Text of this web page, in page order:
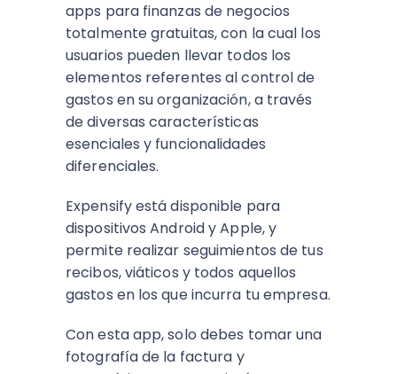
apps para finanzas de negocios
totalmente gratuitas, con la cual los
usuarios pueden llevar todos los
elementos referentes al control de
gastos en su organización, a través
de diversas características
esenciales y funcionalidades
diferenciales.
Expensify está disponible para
dispositivos Android y Apple, y
permite realizar seguimientos de tus
recibos, viáticos y todos aquellos
gastos en los que incurra tu empresa.
Con esta app, solo debes tomar una
fotografía de la factura y